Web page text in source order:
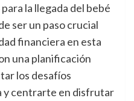
la llegada del bebé
ser un paso crucial
financiera en esta
una planificación
los desafíos
y centrarte en disfrutar